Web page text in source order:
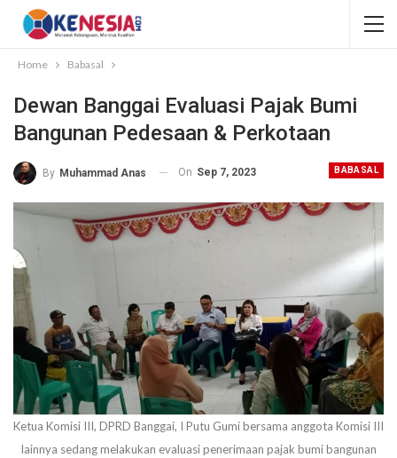
Home Babasal
Dewan Banggai Evaluasi Pajak Bumi
Bangunan Pedesaan & Perkotaan
BABASAL
By Muhammad Anas On Sep 7, 2023
Ketua Komisi III, DPRD Banggai, I Putu Gumi bersama anggota Komisi III
lainnya sedang melakukan evaluasi penerimaan pajak bumi bangunan